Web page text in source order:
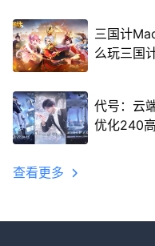
三国计
么玩三国
代号：云
优化240
查看更多